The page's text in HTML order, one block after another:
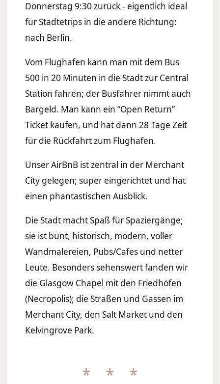
Donnerstag 9:30 zurück - eigentlich ideal
für Städtetrips in die andere Richtung:
nach Berlin.
Vom Flughafen kann man mit dem Bus
500 in 20 Minuten in die Stadt zur Central
Station fahren; der Busfahrer nimmt auch
Bargeld. Man kann ein “Open Return”
Ticket kaufen, und hat dann 28 Tage Zeit
für die Rückfahrt zum Flughafen.
UnserAirBnB ist zentral in der Merchant
City gelegen; super eingerichtet und hat
einen phantastischen Ausblick.
Die Stadt macht Spaß für Spaziergänge;
sie ist bunt, historisch, modern, voller
Wandmalereien, Pubs/Cafes und netter
Leute. Besonders sehenswert fanden wir
die Glasgow Chapel mit den Friedhöfen
(Necropolis); die Straßen und Gassen im
Merchant City, den Salt Market und den
Kelvingrove Park.
* * *